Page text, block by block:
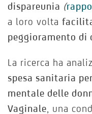
dispareunia (
a loro volta
peggioramento di
La ricerca ha
spesa sanitaria
mentale delle
Vaginale, una